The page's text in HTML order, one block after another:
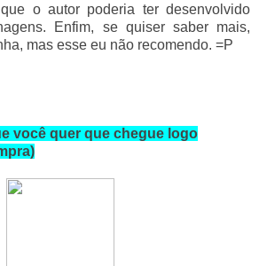
o autor poderia ter desenvolvido
Enfim, se quiser saber mais,
mas esse eu não recomendo. =P
você quer que chegue logo